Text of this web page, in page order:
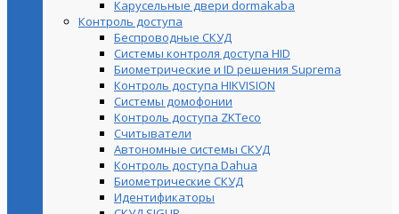
Карусельные двери dormakaba
Контроль доступа
Беспроводные СКУД
Системы контроля доступа HID
Биометрические и ID решения Suprema
Контроль доступа HIKVISION
Системы домофонии
Контроль доступа ZKTeco
Считыватели
Автономные системы СКУД
Контроль доступа Dahua
Биометрические СКУД
Идентификаторы